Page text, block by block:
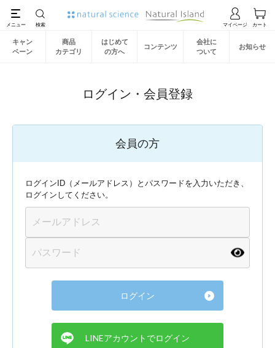
キャン
ペーン
商品
カテゴリ
はじめて
の方へ
コンテンツ
会社に
ついて
お知らせ
ログイン・会員登録
会員の方
ログインID（メールアドレス）とパスワードを入力いただき、
ログインしてください。